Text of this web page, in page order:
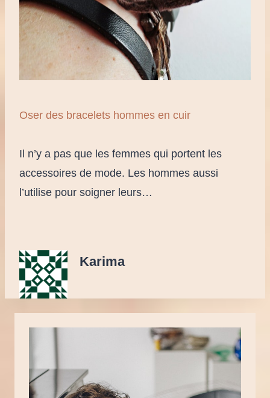
Oser des bracelets hommes en cuir
Il n’y a pas que les femmes qui portent les
accessoires de mode. Les hommes aussi
l’utilise pour soigner leurs…
Karima